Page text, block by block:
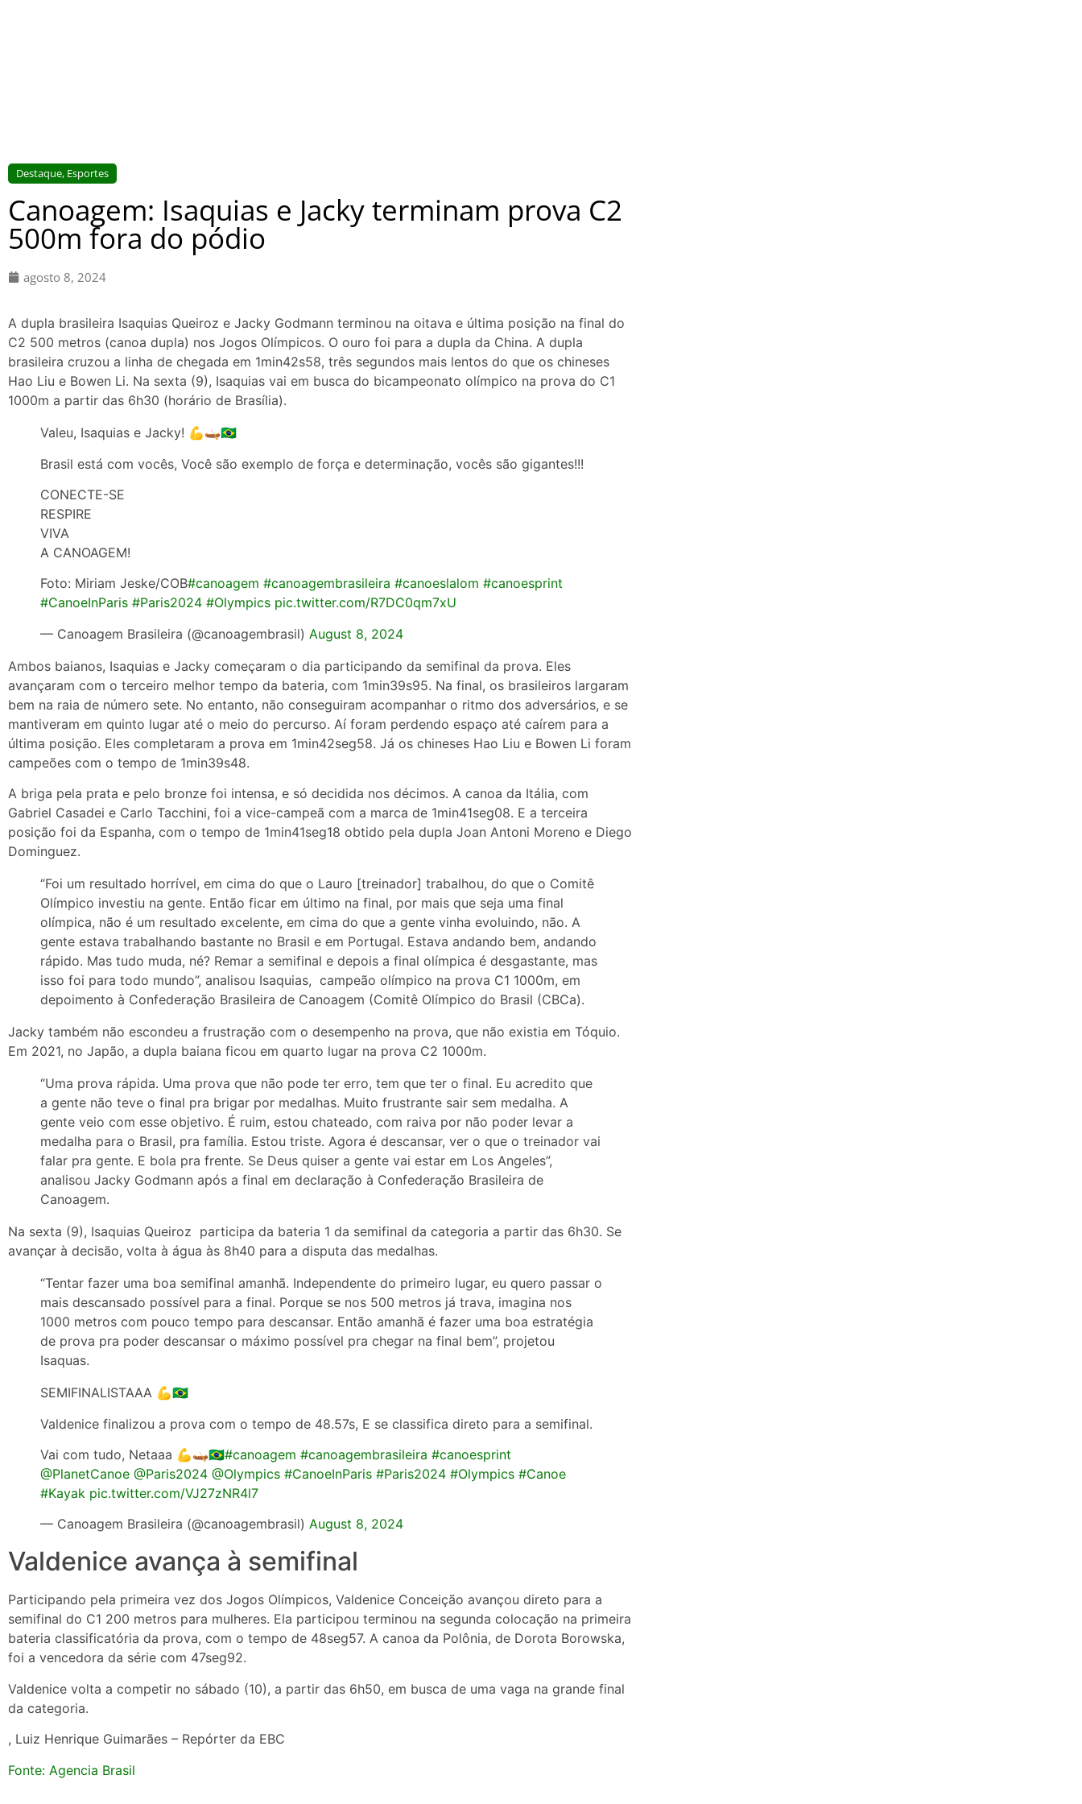
Destaque, Esportes
Canoagem: Isaquias e Jacky terminam prova C2
500m fora do pódio
agosto 8, 2024
A dupla brasileira Isaquias Queiroz e Jacky Godmann terminou na oitava e última posição na final do
C2 500 metros (canoa dupla) nos Jogos Olímpicos. O ouro foi para a dupla da China. A dupla
brasileira cruzou a linha de chegada em 1min42s58, três segundos mais lentos do que os chineses
Hao Liu e Bowen Li. Na sexta (9), Isaquias vai em busca do bicampeonato olímpico na prova do C1
1000m a partir das 6h30 (horário de Brasília).
Valeu, Isaquias e Jacky! 💪🛶🇧🇷
Brasil está com vocês, Você são exemplo de força e determinação, vocês são gigantes!!!
CONECTE-SE
RESPIRE
VIVA
A CANOAGEM!
Foto: Miriam Jeske/COB#canoagem #canoagembrasileira #canoeslalom #canoesprint
#CanoeInParis #Paris2024 #Olympics pic.twitter.com/R7DC0qm7xU
— Canoagem Brasileira (@canoagembrasil) August 8, 2024
Ambos baianos, Isaquias e Jacky começaram o dia participando da semifinal da prova. Eles
avançaram com o terceiro melhor tempo da bateria, com 1min39s95. Na final, os brasileiros largaram
bem na raia de número sete. No entanto, não conseguiram acompanhar o ritmo dos adversários, e se
mantiveram em quinto lugar até o meio do percurso. Aí foram perdendo espaço até caírem para a
última posição. Eles completaram a prova em 1min42seg58. Já os chineses Hao Liu e Bowen Li foram
campeões com o tempo de 1min39s48.
A briga pela prata e pelo bronze foi intensa, e só decidida nos décimos. A canoa da Itália, com
Gabriel Casadei e Carlo Tacchini, foi a vice-campeã com a marca de 1min41seg08. E a terceira
posição foi da Espanha, com o tempo de 1min41seg18 obtido pela dupla Joan Antoni Moreno e Diego
Dominguez.
“Foi um resultado horrível, em cima do que o Lauro [treinador] trabalhou, do que o Comitê
Olímpico investiu na gente. Então ficar em último na final, por mais que seja uma final
olímpica, não é um resultado excelente, em cima do que a gente vinha evoluindo, não. A
gente estava trabalhando bastante no Brasil e em Portugal. Estava andando bem, andando
rápido. Mas tudo muda, né? Remar a semifinal e depois a final olímpica é desgastante, mas
isso foi para todo mundo”, analisou Isaquias, campeão olímpico na prova C1 1000m, em
depoimento à Confederação Brasileira de Canoagem (Comitê Olímpico do Brasil (CBCa).
Jacky também não escondeu a frustração com o desempenho na prova, que não existia em Tóquio.
Em 2021, no Japão, a dupla baiana ficou em quarto lugar na prova C2 1000m.
“Uma prova rápida. Uma prova que não pode ter erro, tem que ter o final. Eu acredito que
a gente não teve o final pra brigar por medalhas. Muito frustrante sair sem medalha. A
gente veio com esse objetivo. É ruim, estou chateado, com raiva por não poder levar a
medalha para o Brasil, pra família. Estou triste. Agora é descansar, ver o que o treinador vai
falar pra gente. E bola pra frente. Se Deus quiser a gente vai estar em Los Angeles”,
analisou Jacky Godmann após a final em declaração à Confederação Brasileira de
Canoagem.
Na sexta (9), Isaquias Queiroz participa da bateria 1 da semifinal da categoria a partir das 6h30. Se
avançar à decisão, volta à água às 8h40 para a disputa das medalhas.
“Tentar fazer uma boa semifinal amanhã. Independente do primeiro lugar, eu quero passar o
mais descansado possível para a final. Porque se nos 500 metros já trava, imagina nos
1000 metros com pouco tempo para descansar. Então amanhã é fazer uma boa estratégia
de prova pra poder descansar o máximo possível pra chegar na final bem”, projetou
Isaquas.
SEMIFINALISTAAA 💪🇧🇷
Valdenice finalizou a prova com o tempo de 48.57s, E se classifica direto para a semifinal.
Vai com tudo, Netaaa 💪🛶🇧🇷#canoagem #canoagembrasileira #canoesprint
@PlanetCanoe @Paris2024 @Olympics #CanoeInParis #Paris2024 #Olympics #Canoe
#Kayak pic.twitter.com/VJ27zNR4l7
— Canoagem Brasileira (@canoagembrasil) August 8, 2024
Valdenice avança à semifinal
Participando pela primeira vez dos Jogos Olímpicos, Valdenice Conceição avançou direto para a
semifinal do C1 200 metros para mulheres. Ela participou terminou na segunda colocação na primeira
bateria classificatória da prova, com o tempo de 48seg57. A canoa da Polônia, de Dorota Borowska,
foi a vencedora da série com 47seg92.
Valdenice volta a competir no sábado (10), a partir das 6h50, em busca de uma vaga na grande final
da categoria.
, Luiz Henrique Guimarães – Repórter da EBC
Fonte: Agencia Brasil